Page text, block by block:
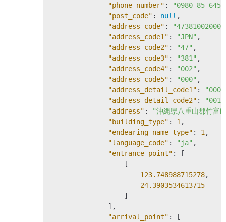
"phone_number" :
"0980-85-
"post_code" : null ,
"address_code" :
"address_code1" : "JPN" ,
"address_code2" : "47" ,
"address_code3" : "381" ,
"address_code4" : "002" ,
"address_code5" : "000" ,
"address_detail_code1" :
"address_detail_code2" :
"address" :
"沖縄県八重山郡竹富
"building_type" : 1 ,
"endearing_name_type" : 1 ,
"language_code" : "ja" ,
"entrance_point" : [
                  [
123.748988715278,
24.3903534613715
                  ]
              ],
"arrival_point" : [